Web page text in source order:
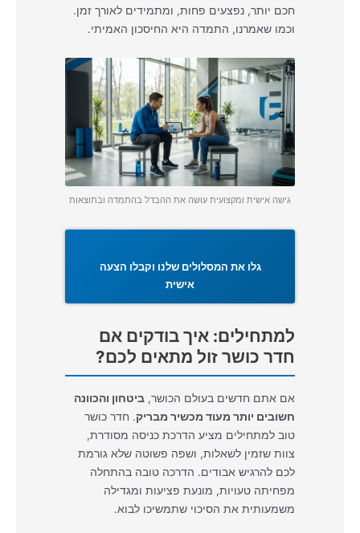
חכם יותר, נפצעים פחות, ומתמידים לאורך זמן.
וכמו שאמרנו, התמדה היא החיסכון האמיתי.
גישה אישית ומקצועית עושה את ההבדל בהתמדה ובתוצאות
גלו את המסלולים שלנו וקבלו הצעה
אישית
למתחילים: איך בודקים אם
חדר כושר זול מתאים לכם?
אם אתם חדשים בעולם הכושר,ביטחון והכוונה
חשובים יותר מעוד מכשיר מבריק. חדר כושר
טוב למתחילים מציע הדרכת כניסה מסודרת,
צוות שזמין לשאלות, ושפה פשוטה שלא גורמת
לכם להרגיש אבודים. הדרכה טובה בהתחלה
מפחיתה טעויות, מונעת פציעות ומגדילה
משמעותית את הסיכוי שתמשיכו לבוא.